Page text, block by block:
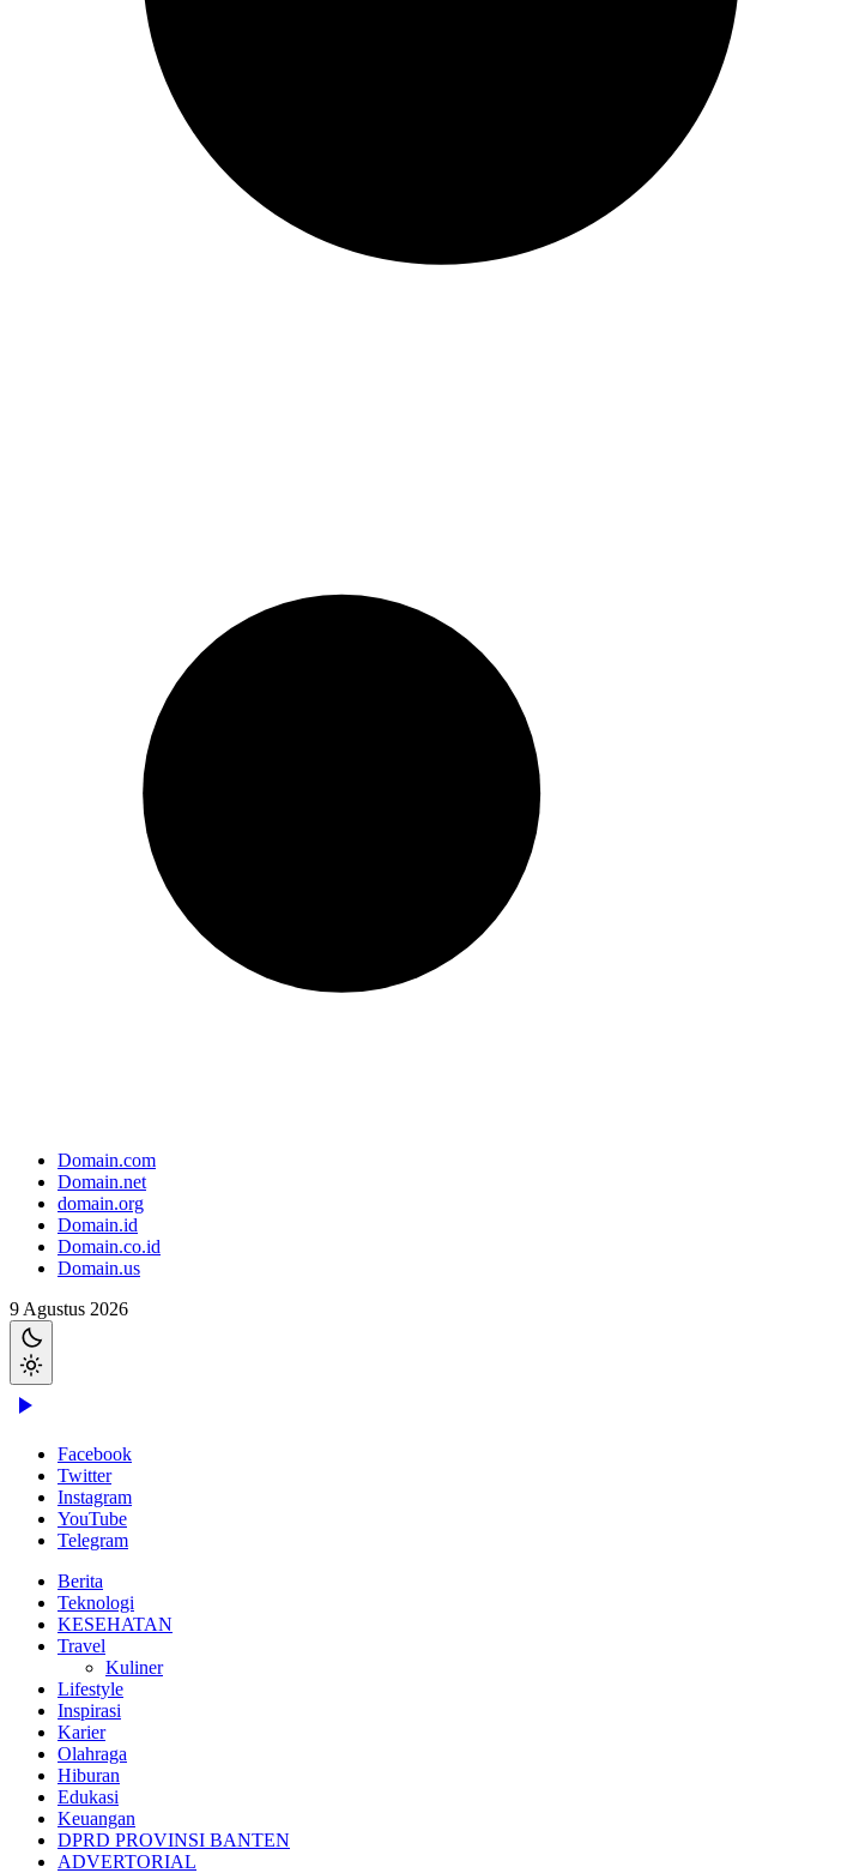
Domain.com
Domain.net
domain.org
Domain.id
Domain.co.id
Domain.us
9 Agustus 2026
Facebook
Twitter
Instagram
YouTube
Telegram
Berita
Teknologi
KESEHATAN
Travel
Kuliner
Lifestyle
Inspirasi
Karier
Olahraga
Hiburan
Edukasi
Keuangan
DPRD PROVINSI BANTEN
ADVERTORIAL